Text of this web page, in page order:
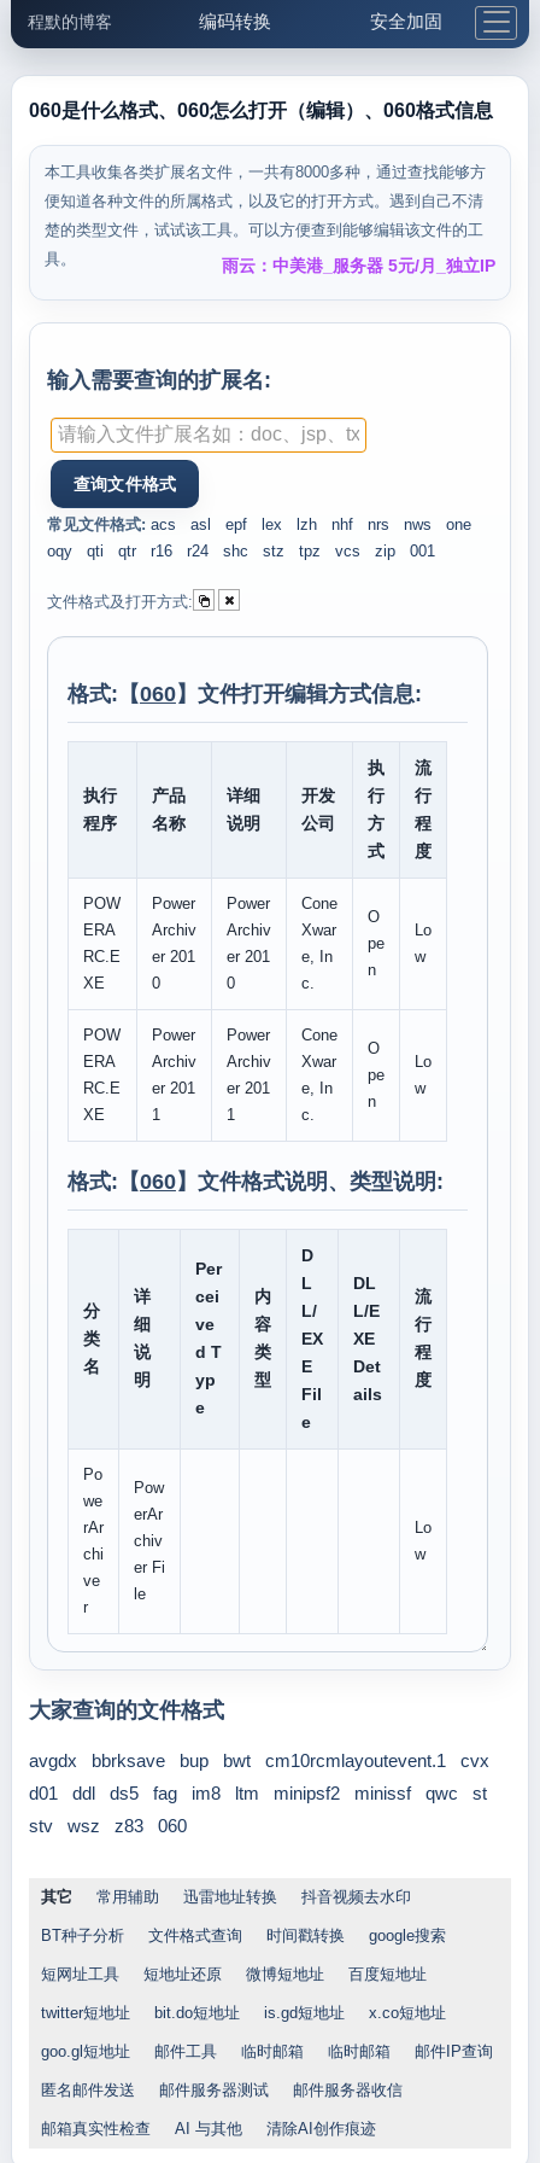
程默的博客 编码转换 安全加固
邮件工具 生活便民 更多工具
5.1支付宝大红包
060是什么格式、060怎么打开（编辑）、060格式信息
本工具收集各类扩展名文件，一共有8000多种，通过查找能够方
便知道各种文件的所属格式，以及它的打开方式。遇到自己不清
楚的类型文件，试试该工具。可以方便查到能够编辑该文件的工
具。
雨云：中美港_服务器 5元/月_独立IP
输入需要查询的扩展名:
常见文件格式: acs asl epf lex lzh nhf nrs nws
one
oqy
qti qtr r16 r24 shc stz tpz vcs zip 001
文件格式及打开方式:
格式:【060】文件打开编辑方式信息:
执行
程序
产品
名称
详细
说明
开发
公司
执
行
方
式
流
行
程
度
POW
ERA
RC.E
XE
Power
Archiv
er 201
0
Power
Archiv
er 201
0
Cone
Xwar
e, In
c.
O
pe
n
Lo
w
POW
ERA
RC.E
XE
Power
Archiv
er 201
1
Power
Archiv
er 201
1
Cone
Xwar
e, In
c.
O
pe
n
Lo
w
格式:【060】文件格式说明、类型说明:
分
类
名
详
细
说
明
Per
cei
ve
d T
yp
e
内
容
类
型
D
L
L/
EX
E
Fil
e
DL
L/E
XE
Det
ails
流
行
程
度
Po
we
rAr
chi
ve
r
Pow
erAr
chiv
er Fi
le
Lo
w
大家查询的文件格式
avgdx bbrksave bup bwt cm10rcmlayoutevent.1
cvx
d01
ddl ds5 fag im8 ltm minipsf2 minissf qwc
st
stv
wsz z83 060
其它 常用辅助 迅雷地址转换 抖音视频去水印
BT种子分析 文件格式查询 时间戳转换 google搜索
短网址工具 短地址还原 微博短地址 百度短地址
twitter短地址 bit.do短地址 is.gd短地址 x.co短地址
goo.gl短地址 邮件工具 临时邮箱 临时邮箱 邮件IP查询
匿名邮件发送 邮件服务器测试 邮件服务器收信
邮箱真实性检查 AI 与其他 清除AI创作痕迹